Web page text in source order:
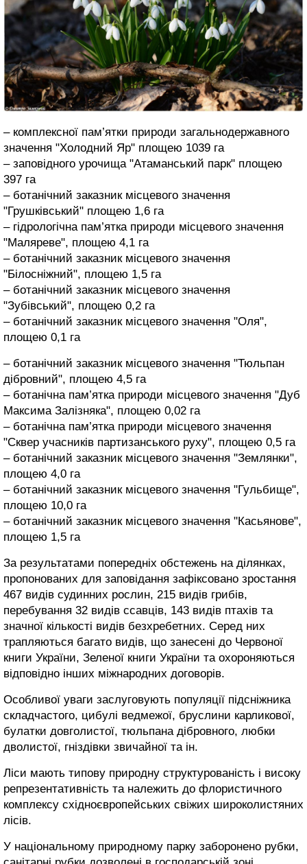
– комплексної пам’ятки природи загальнодержавного
значення "Холодний Яр" площею 1039 га
– заповідного урочища "Атаманський парк" площею
397 га
– ботанічний заказник місцевого значення
"Грушківський" площею 1,6 га
– гідрологічна пам’ятка природи місцевого значення
"Маляреве", площею 4,1 га
– ботанічний заказник місцевого значення
"Білосніжний", площею 1,5 га
– ботанічний заказник місцевого значення
"Зубівський", площею 0,2 га
– ботанічний заказник місцевого значення "Оля",
площею 0,1 га
– ботанічний заказник місцевого значення "Тюльпан
дібровний", площею 4,5 га
– ботанічна пам’ятка природи місцевого значення "Дуб
Максима Залізняка", площею 0,02 га
– ботанічна пам’ятка природи місцевого значення
"Сквер учасників партизанського руху", площею 0,5 га
– ботанічний заказник місцевого значення "Землянки",
площею 4,0 га
– ботанічний заказник місцевого значення "Гульбище",
площею 10,0 га
– ботанічний заказник місцевого значення "Касьянове",
площею 1,5 га
За результатами попередніх обстежень на ділянках,
пропонованих для заповідання зафіксовано зростання
467 видів судинних рослин, 215 видів грибів,
перебування 32 видів ссавців, 143 видів птахів та
значної кількості видів безхребетних. Серед них
трапляються багато видів, що занесені до Червоної
книги України, Зеленої книги України та охороняються
відповідно інших міжнародних договорів.
Особливої уваги заслуговують популяції підсніжника
складчастого, цибулі ведмежої, бруслини карликової,
булатки довголистої, тюльпана дібровного, любки
дволистої, гніздівки звичайної та ін.
Ліси мають типову природну структурованість і високу
репрезентативність та належить до флористичного
комплексу східноєвропейських свіжих широколистяних
лісів.
У національному природному парку заборонено рубки,